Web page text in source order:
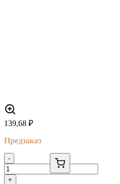
139,68 ₽
Предзаказ
-
+